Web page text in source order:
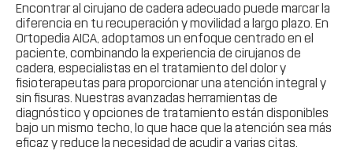
Encontrar al cirujano de cadera adecuado puede marcar la
diferencia en tu recuperación y movilidad a largo plazo. En
Ortopedia AICA, adoptamos un enfoque centrado en el
paciente, combinando la experiencia de cirujanos de
cadera, especialistas en el tratamiento del dolor y
fisioterapeutas para proporcionar una atención integral y
sin fisuras. Nuestras avanzadas herramientas de
diagnóstico y opciones de tratamiento están disponibles
bajo un mismo techo, lo que hace que la atención sea más
eficaz y reduce la necesidad de acudir a varias citas.